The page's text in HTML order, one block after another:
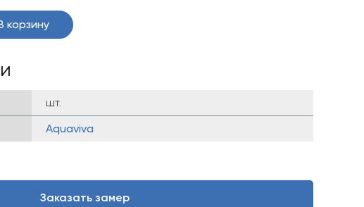
корзину
шт.
Aquaviva
Заказать замер